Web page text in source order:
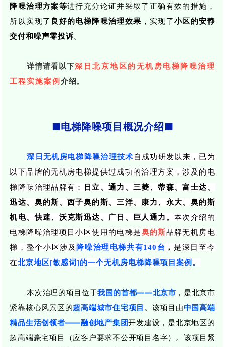
降噪治理方案等进行充分论证并采取了 正确有效的措施，
所以实现了 良好的电梯降噪治理效果 ，实现了小区的安静
交付和噪声零投诉。
详情请看以下深日北京地区的无机房电梯降噪治理
工程实施案例介绍。
■电梯降噪项目概况介绍■
深日无机房电梯降噪治理技术 自成功研发以来，已为
以下品牌的无机房电梯提供过成功的治理方案，涉及的电
梯降噪治理品牌有：
日立、通力、三菱、蒂森、富士达、
迅达、奥的斯、西子奥的斯、三洋、康力、永大、奥的斯
机电、快速、沃克斯迅达、广日、巨人通力。 本次介绍的
电梯降噪治理项目小区使用的电梯是奥的斯品牌无机房电
梯，整个小区涉及 降噪治理电梯共有140台 ，是深日至今
在北京地区[敏感词]的一个无机房电梯降噪项目案例。
本次治理的项目位于我国的首都——北京市 ，是北京市
紧靠核心风景区的超高端城市住宅项目 。该项目 由中国高端
精品生活创领者——融创地产集团开发建设，是北京地区的
超高端豪宅项目（应客户要求不公开项目名字） 。 该项目 紧